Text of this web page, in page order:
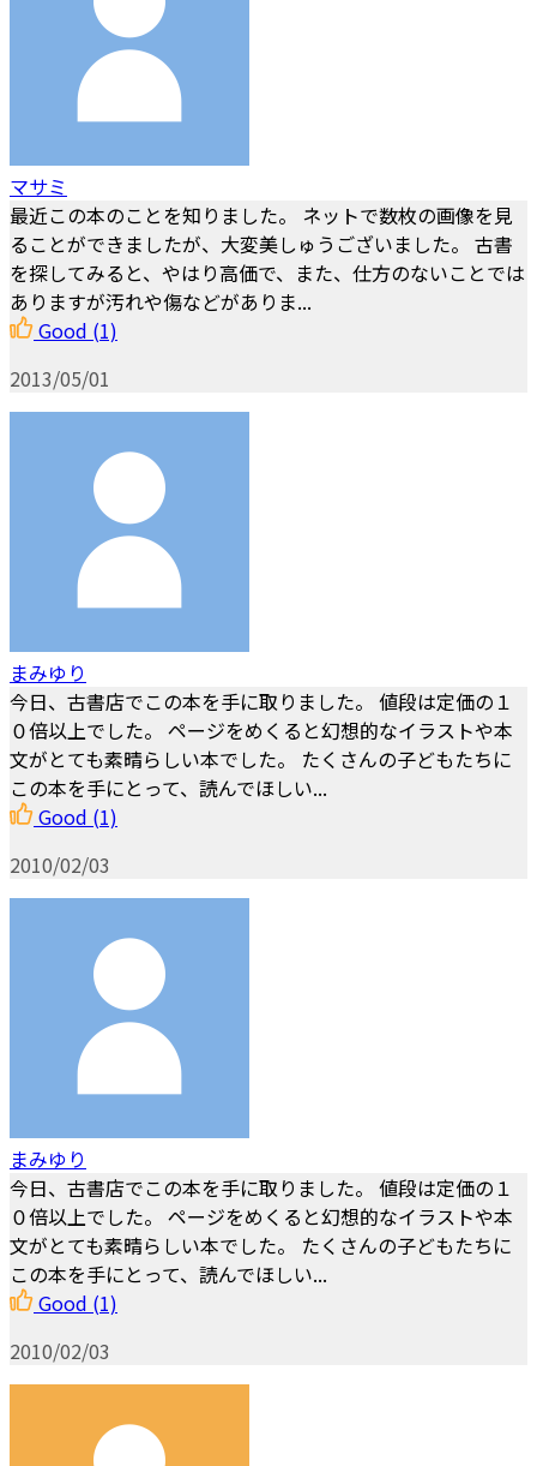
マサミ
最近この本のことを知りました。 ネットで数枚の画像を見
ることができましたが、大変美しゅうございました。 古書
を探してみると、やはり高価で、また、仕方のないことでは
ありますが汚れや傷などがありま...
Good (1)
2013/05/01
まみゆり
今日、古書店でこの本を手に取りました。 値段は定価の１
０倍以上でした。 ページをめくると幻想的なイラストや本
文がとても素晴らしい本でした。 たくさんの子どもたちに
この本を手にとって、読んでほしい...
Good (1)
2010/02/03
まみゆり
今日、古書店でこの本を手に取りました。 値段は定価の１
０倍以上でした。 ページをめくると幻想的なイラストや本
文がとても素晴らしい本でした。 たくさんの子どもたちに
この本を手にとって、読んでほしい...
Good (1)
2010/02/03